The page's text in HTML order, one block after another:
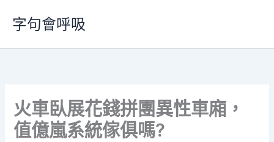
要
字句會呼吸
火車臥展花錢拼團異性車廂，
值億嵐系統傢俱嗎?